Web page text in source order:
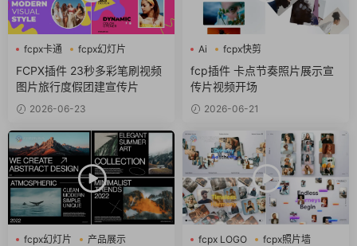
fcpx卡通
fcpx幻灯片
fcpx视频开场
FCPX插件 23秒多彩笔刷视频
图片旅行度假团建宣传片
2026-06-23
Ai
fcpx快剪
fcpx视频开场
fcp插件 卡点节奏照片展示宣
传片视频开场
2026-06-21
fcpx幻灯片
产品展示
fcpx LOGO
fcpx照片墙